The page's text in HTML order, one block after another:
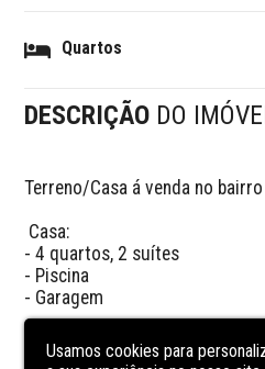
Quartos
DESCRIÇÃO DO
Terreno/Casa á venda no
- 4 quartos, 2 suítes
- Piscina
- Garagem
- Área da casa: 572,79m2
- Área total construída: 650m2
Usamos cookies para